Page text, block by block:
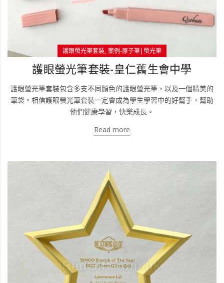
護眼螢光筆套裝 案例-原子筆|螢光筆
護眼螢光筆套裝-皇仁舊生會中學
護眼螢光筆套裝包含多支不同顏色的護眼螢光筆，以及一個精美的
筆袋。相信護眼螢光筆套裝一定會成為學生學習中的好幫手，幫助
他們健康學習，快樂成長。
Read more